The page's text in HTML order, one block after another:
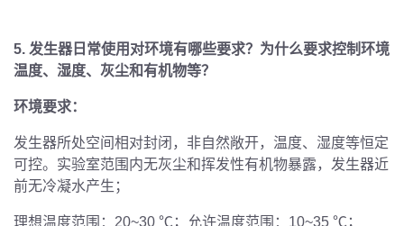
5. 发生器日常使用对环境有哪些要求？为什么要求控制环境
温度、湿度、灰尘和有机物等？
环境要求：
发生器所处空间相对封闭，非自然敞开，温度、湿度等恒定
可控。实验室范围内无灰尘和挥发性有机物暴露，发生器近
前无冷凝水产生；
理想温度范围： 20~30 ℃ ；允许温度范围： 10~35 ℃ ；